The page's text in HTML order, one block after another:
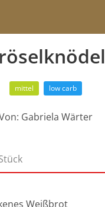
mittel low carb
Gabriela Wärter
Weißbrot